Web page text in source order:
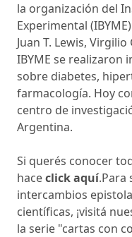
la organización del
Experimental
Juan T. Lewis,
IBYME se realizaron
sobre diabetes,
farmacología. Hoy
centro de
Argentina.
Si querés conocer
haceclick aquí.Para
intercambios
científicas, ¡visitá
la serie "cartas con